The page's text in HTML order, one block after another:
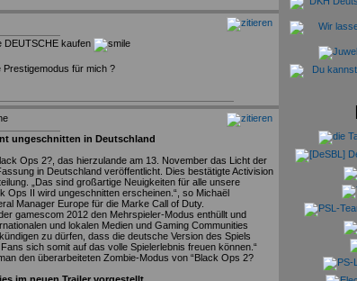
DEUTSCHE kaufen
Prestigemodus für mich ?
ungeschnitten in Deutschland
Ops 2?, das hierzulande am 13. November das Licht der
in Deutschland veröffentlicht. Dies bestätigte Activision
„Das sind großartige Neuigkeiten für alle unsere
Ops II wird ungeschnitten erscheinen.“, so Michaël
Manager Europe für die Marke Call of Duty.
gamescom 2012 den Mehrspieler-Modus enthüllt und
und lokalen Medien und Gaming Communities
zu dürfen, dass die deutsche Version des Spiels
sich somit auf das volle Spielerlebnis freuen können.“
den überarbeiteten Zombie-Modus von “Black Ops 2?